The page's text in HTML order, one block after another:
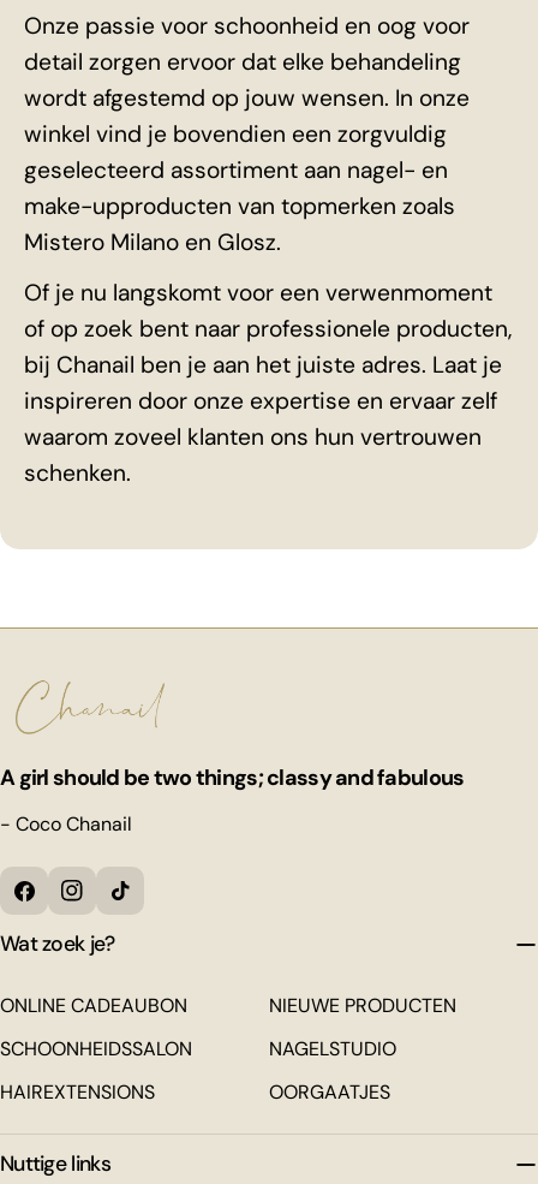
Onze passie voor schoonheid en oog voor
detail zorgen ervoor dat elke behandeling
wordt afgestemd op jouw wensen. In onze
winkel vind je bovendien een zorgvuldig
geselecteerd assortiment aan nagel- en
make-upproducten van topmerken zoals
Mistero Milano en Glosz.
Of je nu langskomt voor een verwenmoment
of op zoek bent naar professionele producten,
bij Chanail ben je aan het juiste adres. Laat je
inspireren door onze expertise en ervaar zelf
waarom zoveel klanten ons hun vertrouwen
schenken.
A girl should be two things; classy and fabulous
- Coco Chanail
FacebookInstagram
Tiktok
Wat zoek je?
ONLINE CADEAUBON
NIEUWE PRODUCTEN
SCHOONHEIDSSALON
NAGELSTUDIO
HAIREXTENSIONS
OORGAATJES
Nuttige links